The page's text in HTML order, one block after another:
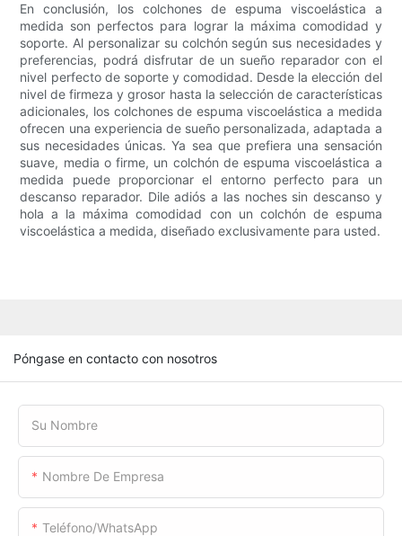
En conclusión, los colchones de espuma viscoelástica a
medida son perfectos para lograr la máxima comodidad y
soporte. Al personalizar su colchón según sus necesidades y
preferencias, podrá disfrutar de un sueño reparador con el
nivel perfecto de soporte y comodidad. Desde la elección del
nivel de firmeza y grosor hasta la selección de características
adicionales, los colchones de espuma viscoelástica a medida
ofrecen una experiencia de sueño personalizada, adaptada a
sus necesidades únicas. Ya sea que prefiera una sensación
suave, media o firme, un colchón de espuma viscoelástica a
medida puede proporcionar el entorno perfecto para un
descanso reparador. Dile adiós a las noches sin descanso y
hola a la máxima comodidad con un colchón de espuma
viscoelástica a medida, diseñado exclusivamente para usted.
Póngase en contacto con nosotros
Su Nombre
Nombre De Empresa
Teléfono/WhatsApp